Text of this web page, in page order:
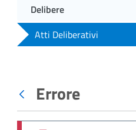
Delibere
Atti Deliberativi
Indietro
Errore